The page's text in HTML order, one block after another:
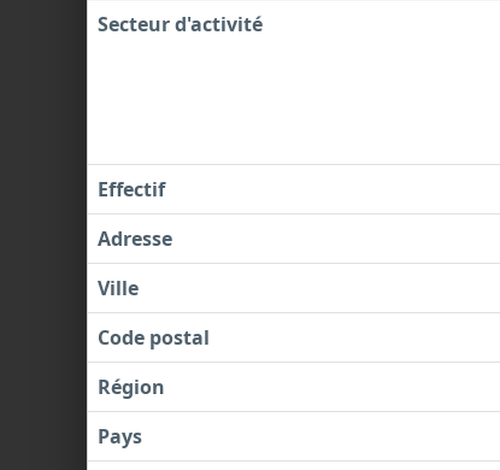
Secteur d'activité
Effectif
Adresse
Ville
Code postal
Région
Pays